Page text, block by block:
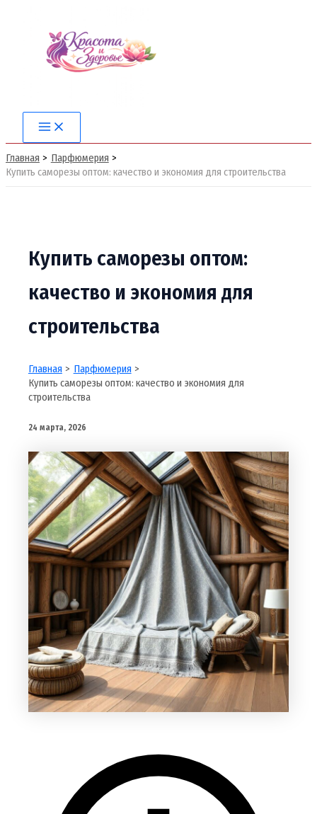
содержимому
Main
Menu
Главная
Парфюмерия
Купить саморезы оптом: качество и экономия для строительства
Купить саморезы оптом:
качество и экономия для
строительства
Главная
Парфюмерия
Купить саморезы оптом: качество и экономия для
строительства
24 марта, 2026